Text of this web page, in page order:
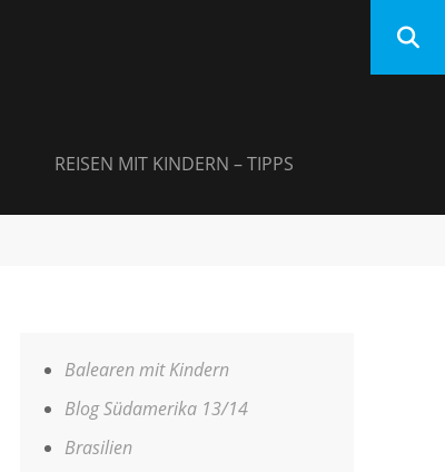
REISEN MIT KINDERN – TIPPS
Balearen mit Kindern
Blog Südamerika 13/14
Brasilien